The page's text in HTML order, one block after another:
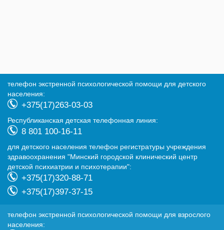
телефон экстренной психологической помощи для детского
населения:
+375(17)263-03-03
Республиканская детская телефонная линия:
8 801 100-16-11
для детского населения телефон регистратуры учреждения
здравоохранения "Минский городской клинический центр
детской психиатрии и психотерапии":
+375(17)320-88-71
+375(17)397-37-15
телефон экстренной психологической помощи для взрослого
населения: